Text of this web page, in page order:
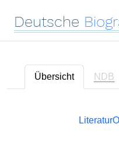
Deutsche
Übersicht NDB
Literatur